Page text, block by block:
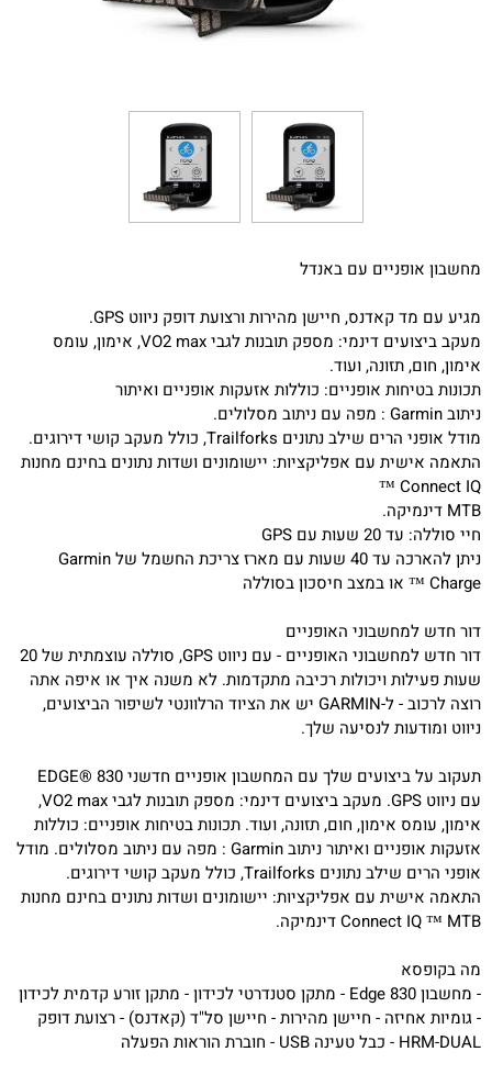
מחשבון אופניים עם באנדל
מגיע עם מד קאדנס, חיישן מהירות ורצועת דופק ניווט GPS.
מעקב ביצועים דינמי: מספק תובנות לגבי VO2 max, אימון, עומס
אימון, חום, תזונה, ועוד.
תכונות בטיחות אופניים: כוללות אזעקות אופניים ואיתור
ניתוב Garmin : מפה עם ניתוב מסלולים.
מודל אופני הרים שילב נתונים Trailforks, כולל מעקב קושי דירוגים.
התאמה אישית עם אפליקציות: יישומונים ושדות נתונים בחינם מחנות
Connect IQ ™
MTB דינמיקה.
חיי סוללה: עד 20 שעות עם GPS
ניתן להארכה עד 40 שעות עם מארז צריכת החשמל של Garmin
Charge ™ או במצב חיסכון בסוללה
דור חדש למחשבוני האופניים
דור חדש למחשבוני האופניים - עם ניווט GPS, סוללה עוצמתית של 20
שעות פעילות ויכולות רכיבה מתקדמות. לא משנה איך או איפה אתה
רוצה לרכוב - ל-GARMIN יש את הציוד הרלוונטי לשיפור הביצועים,
ניווט ומודעות לנסיעה שלך.
תעקוב על ביצועים שלך עם המחשבון אופניים חדשני EDGE® 830
עם ניווט GPS. מעקב ביצועים דינמי: מספק תובנות לגבי VO2 max,
אימון, עומס אימון, חום, תזונה, ועוד. תכונות בטיחות אופניים: כוללות
אזעקות אופניים ואיתור ניתוב Garmin : מפה עם ניתוב מסלולים. מודל
אופני הרים שילב נתונים Trailforks, כולל מעקב קושי דירוגים.
התאמה אישית עם אפליקציות: יישומונים ושדות נתונים בחינם מחנות
Connect IQ ™ MTB דינמיקה.
מה בקופסא
- מחשבון Edge 830 - מתקן סטנדרטי לכידון - מתקן זורע קדמית לכידון
- גומיות אחיזה - חיישן מהירות - חיישן סל"ד (קאדנס) - רצועת דופק
HRM-DUAL - כבל טעינה USB - חוברת הוראות הפעלה